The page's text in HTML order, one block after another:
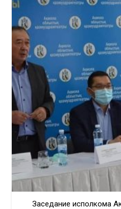
Заседание исполкома